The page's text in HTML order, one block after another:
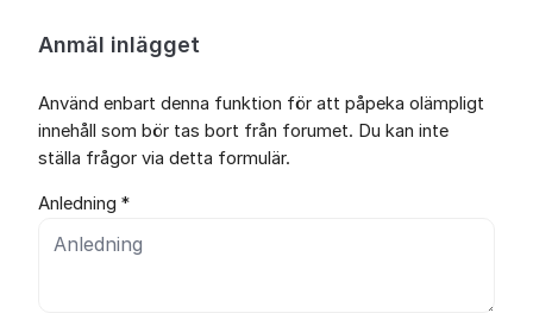
Anmäl inlägget
Använd enbart denna funktion för att påpeka olämpligt
innehåll som bör tas bort från forumet. Du kan inte
ställa frågor via detta formulär.
Anledning *